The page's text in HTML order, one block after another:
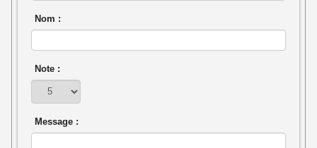
Nom :
Note :
Message :